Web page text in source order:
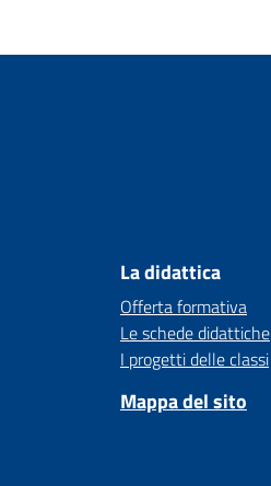
La didattica
Offerta formativa
Le schede didattiche
I progetti delle classi
Mappa del sito